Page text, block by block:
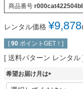
商品番号
レンタル価格 ¥9,878
[ 90 ポイントGET！]
送料パターン レンタル
希望お届け月は
(